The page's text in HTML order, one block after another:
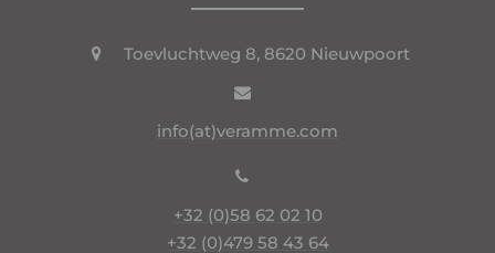
Toevluchtweg 8, 8620 Nieuwpoort
info(at)veramme.com
+32 (0)58 62 02 10
+32 (0)479 58 43 64